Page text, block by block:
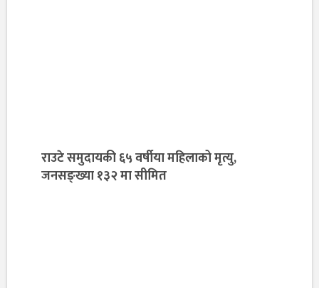
राउटे समुदायकी ६५ वर्षीया महिलाको मृत्यु,
जनसङ्ख्या १३२ मा सीमित